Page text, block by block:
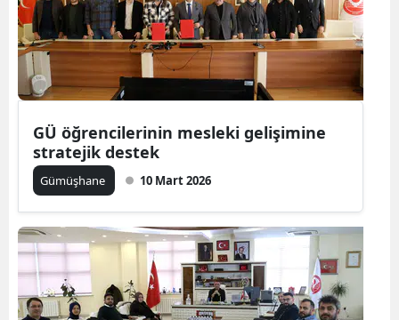
Kırklareli
Kırşehir
Kocaeli
Konya
Manisa
Kahramanmaraş
Mardin
GÜ öğrencilerinin mesleki gelişimine
stratejik destek
Gümüşhane 10 Mart 2026